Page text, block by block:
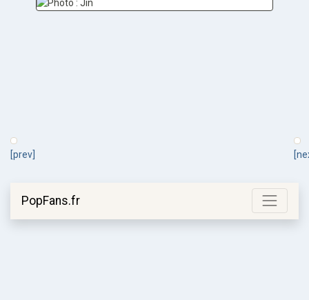
[prev]
PopFans.fr